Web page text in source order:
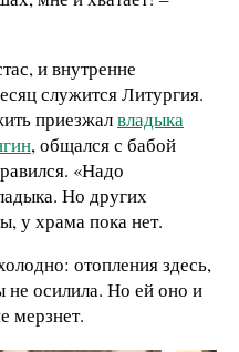
и внутренне
служится Литургия.
приезжалвладыка
, общался с бабой
«Надо
Но других
у храма пока нет.
отопления здесь,
не осилила. Но ей оно и
мерзнет.